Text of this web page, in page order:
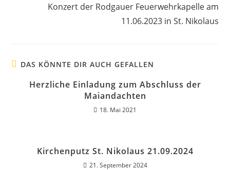
Konzert der Rodgauer Feuerwehrkapelle am
11.06.2023 in St. Nikolaus
DAS KÖNNTE DIR AUCH GEFALLEN
Herzliche Einladung zum Abschluss der
Maiandachten
18. Mai 2021
Kirchenputz St. Nikolaus 21.09.2024
21. September 2024